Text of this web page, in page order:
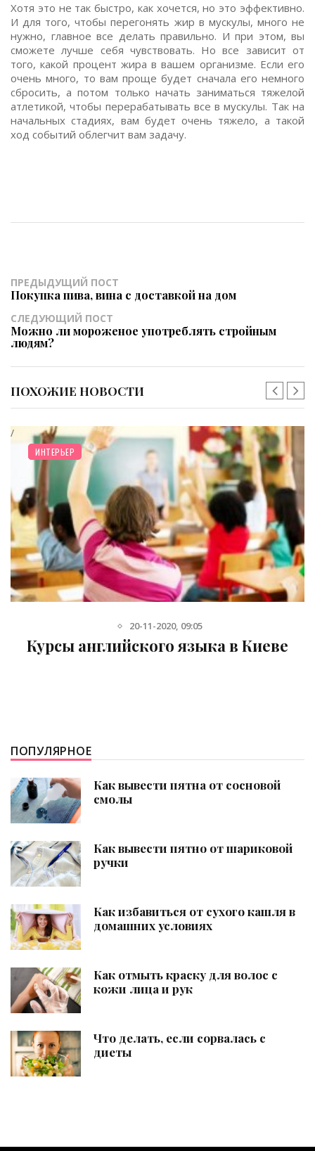
Хотя это не так быстро, как хочется, но это эффективно.
И для того, чтобы перегонять жир в мускулы, много не
нужно, главное все делать правильно. И при этом, вы
сможете лучше себя чувствовать. Но все зависит от
того, какой процент жира в вашем организме. Если его
очень много, то вам проще будет сначала его немного
сбросить, а потом только начать заниматься тяжелой
атлетикой, чтобы перерабатывать все в мускулы. Так на
начальных стадиях, вам будет очень тяжело, а такой
ход событий облегчит вам задачу.
ПРЕДЫДУЩИЙ ПОСТ
Покупка пива, вина с доставкой на дом
СЛЕДУЮЩИЙ ПОСТ
Можно ли мороженое употреблять стройным
людям?
ПОХОЖИЕ НОВОСТИ
ДОМ
14-05-2021, 14:29
Программирование, онлайн
ПОПУЛЯРНОЕ
Как вывести пятна от сосновой
смолы
Как вывести пятно от шариковой
ручки
Как избавиться от сухого кашля в
домашних условиях
Как отмыть краску для волос с
кожи лица и рук
Что делать, если сорвалась с
диеты